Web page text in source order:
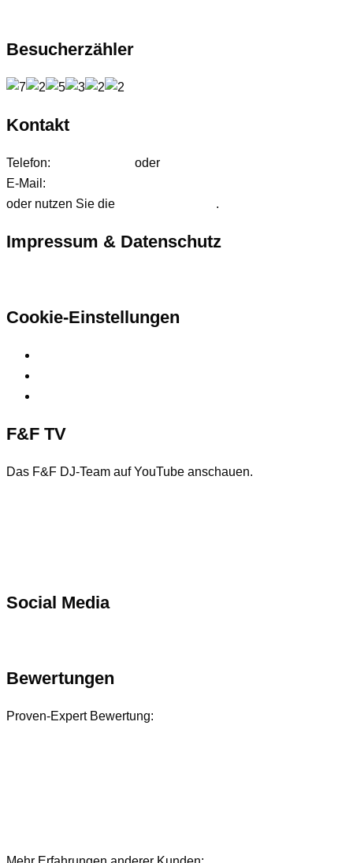
Besucherzähler
Kontakt
Telefon: oder
E-Mail:
oder nutzen Sie die
.
Impressum & Datenschutz
Cookie-Einstellungen
F&F TV
Das F&F DJ-Team auf YouTube anschauen.
Social Media
Bewertungen
Proven-Expert Bewertung: